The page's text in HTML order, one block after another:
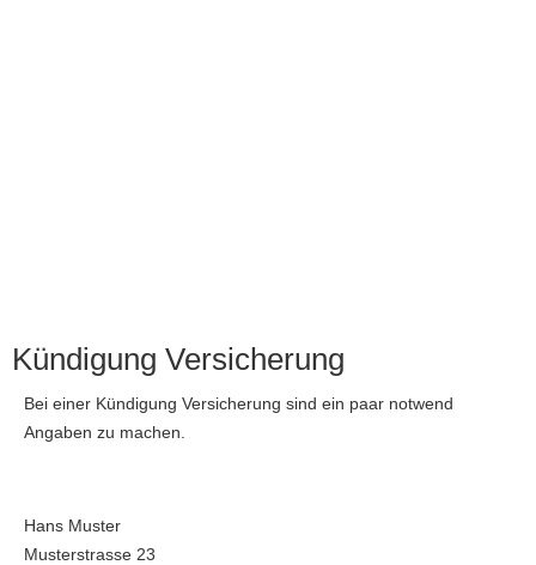
Kündigung Versicherung
Bei einer Kündigung Versicherung sind ein paar notwendige
Angaben zu machen.
Hans Muster
Musterstrasse 23